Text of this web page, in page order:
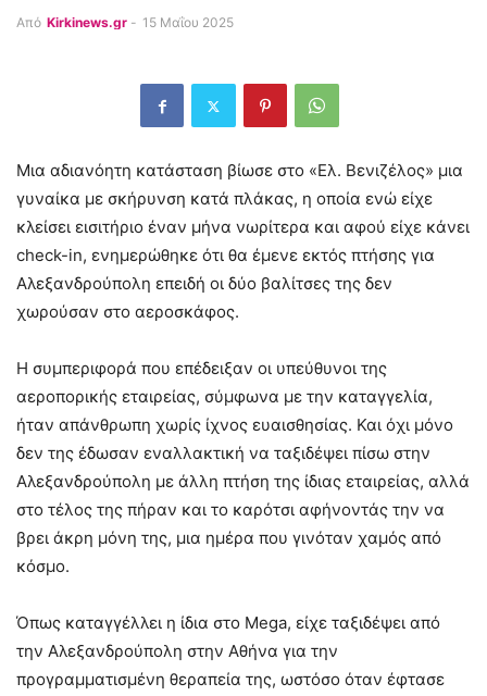
Από Kirkinews.gr - 15 Μαΐου 2025
Μια αδιανόητη κατάσταση βίωσε στο «Ελ. Βενιζέλος» μια
γυναίκα με σκήρυνση κατά πλάκας, η οποία ενώ είχε
κλείσει εισιτήριο έναν μήνα νωρίτερα και αφού είχε κάνει
check-in, ενημερώθηκε ότι θα έμενε εκτός πτήσης για
Αλεξανδρούπολη επειδή οι δύο βαλίτσες της δεν
χωρούσαν στο αεροσκάφος.
Η συμπεριφορά που επέδειξαν οι υπεύθυνοι της
αεροπορικής εταιρείας, σύμφωνα με την καταγγελία,
ήταν απάνθρωπη χωρίς ίχνος ευαισθησίας. Και όχι μόνο
δεν της έδωσαν εναλλακτική να ταξιδέψει πίσω στην
Αλεξανδρούπολη με άλλη πτήση της ίδιας εταιρείας, αλλά
στο τέλος της πήραν και το καρότσι αφήνοντάς την να
βρει άκρη μόνη της, μια ημέρα που γινόταν χαμός από
κόσμο.
Όπως καταγγέλλει η ίδια στο Mega, είχε ταξιδέψει από
την Αλεξανδρούπολη στην Αθήνα για την
προγραμματισμένη θεραπεία της, ωστόσο όταν έφτασε